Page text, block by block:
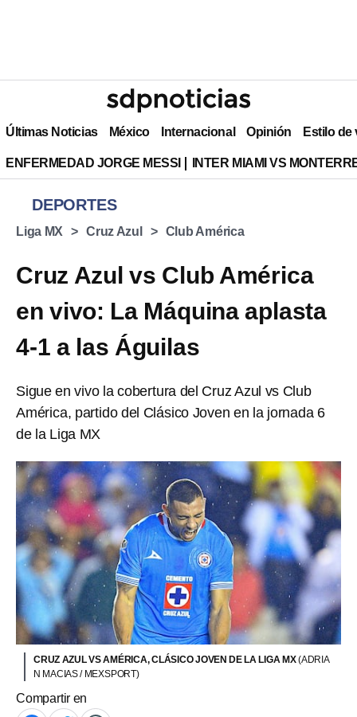
Últimas Noticias México Internacional Opinión Estilo de
ENFERMEDAD JORGE MESSI INTER MIAMI VS
DEPORTES
Liga MX Cruz Azul Club América
Cruz Azul vs Club América
en vivo: La Máquina aplasta
4-1 a las Águilas
Sigue en vivo la cobertura del Cruz Azul vs Club
América, partido del Clásico Joven en la jornada 6
de la Liga MX
CRUZ AZUL VS AMÉRICA, CLÁSICO JOVEN DE LA LIGA MX(ADRIA
N MACIAS / MEXSPORT)
Compartir en